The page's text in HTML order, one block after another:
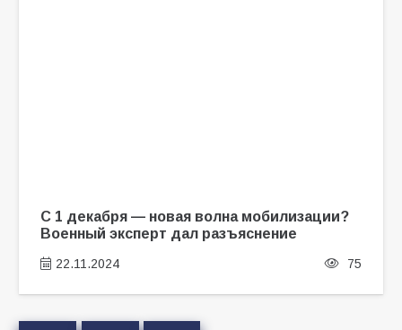
С 1 декабря — новая волна мобилизации?
Военный эксперт дал разъяснение
22.11.2024 75